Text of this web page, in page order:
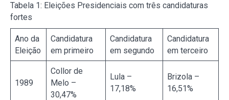
Tabela 1: Eleições Presidenciais com três candidaturas
fortes
Ano da
Eleição
Candidatura
em primeiro
Candidatura
em segundo
Candidatura
em terceiro
1989
Collor de
Melo –
30,47%
Lula –
17,18%
Brizola –
16,51%